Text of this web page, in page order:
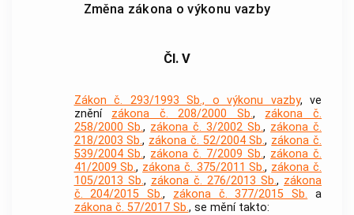
Změna zákona o výkonu vazby
Čl. V
Zákon č. 293/1993 Sb., o výkonu vazby, ve
znění zákona č. 208/2000 Sb., zákona č.
258/2000 Sb., zákona č. 3/2002 Sb., zákona č.
218/2003 Sb., zákona č. 52/2004 Sb., zákona č.
539/2004 Sb., zákona č. 7/2009 Sb., zákona č.
41/2009 Sb., zákona č. 375/2011 Sb., zákona č.
105/2013 Sb., zákona č. 276/2013 Sb., zákona
č. 204/2015 Sb., zákona č. 377/2015 Sb. a
zákona č. 57/2017 Sb., se mění takto: